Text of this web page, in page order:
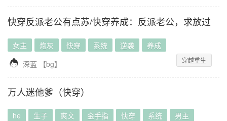
快穿反派老公有点苏/快穿养成：反派老公，求放过
女主 炮灰 快穿 系统 逆袭 养成
 深蓝 【bg】 穿越重生
万人迷他爹（快穿）
he 生子 爽文 金手指 快穿 系统 男主